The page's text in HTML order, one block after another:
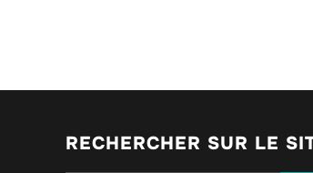
RECHERCHER SUR LE